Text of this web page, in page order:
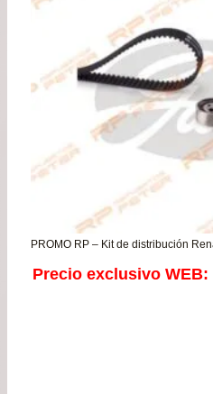
Precio exclusivo WEB: